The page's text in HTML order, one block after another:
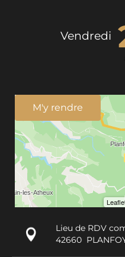
Vendredi
M'y rendre
Lieu de RDV
42660